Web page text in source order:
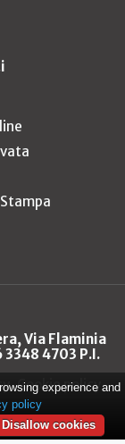
Via Flaminia
4703 P.I.
Cookie policy
experience and
policy
Disallow cookies